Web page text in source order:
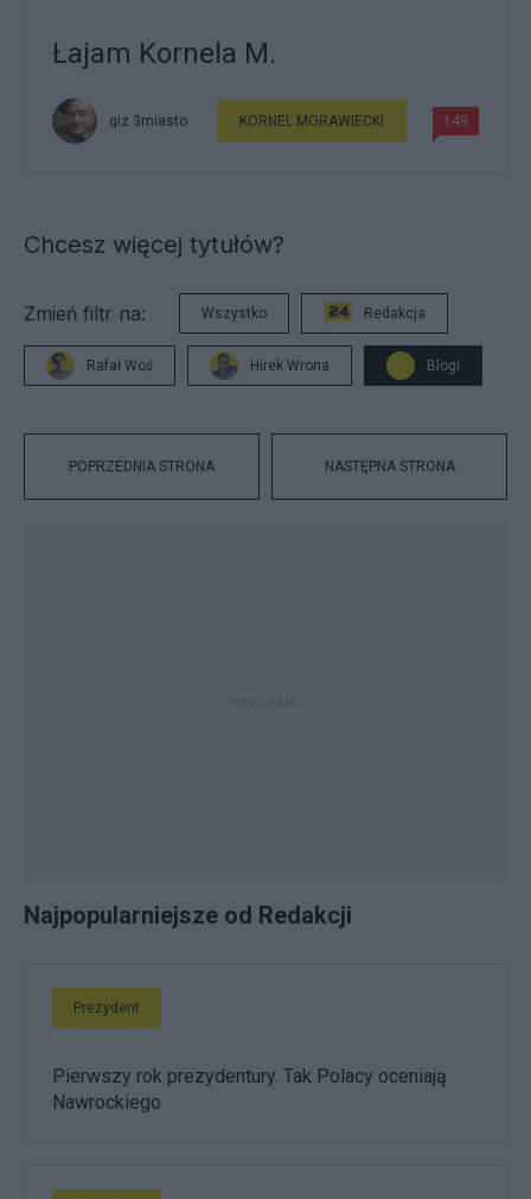
Łajam Kornela M.
giz 3miasto KORNEL MORAWIECKI 149
Chcesz więcej tytułów?
Zmień filtr na: Wszystko Redakcja
Rafał Woś Hirek Wrona Blogi
POPRZEDNIA STRONA NASTĘPNA STRONA
Najpopularniejsze od Redakcji
Prezydent
Pierwszy rok prezydentury. Tak Polacy oceniają
Nawrockiego